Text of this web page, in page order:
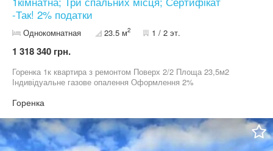
-Так! 2% податки
Однокомнатная 23.5 м2 1 / 2 эт.
1 318 340 грн.
Горенка 1к квартира з ремонтом Поверх 2/2 Площа 23,5м2
Індивідуальне газове опалення Оформлення 2%
Горенка